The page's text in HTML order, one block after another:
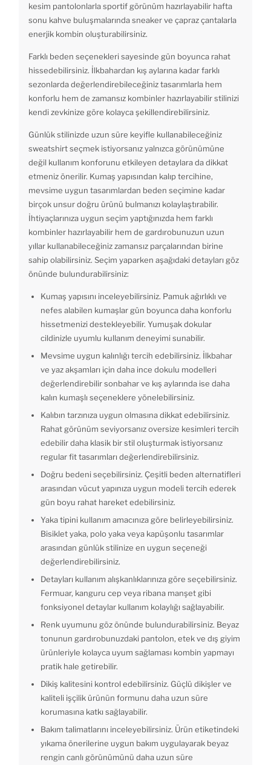
kesim pantolonlarla sportif görünüm hazırlayabilir hafta
sonu kahve buluşmalarında sneaker ve çapraz çantalarla
enerjik kombin oluşturabilirsiniz.
Farklı beden seçenekleri sayesinde gün boyunca rahat
hissedebilirsiniz. İlkbahardan kış aylarına kadar farklı
sezonlarda değerlendirebileceğiniz tasarımlarla hem
konforlu hem de zamansız kombinler hazırlayabilir stilinizi
kendi zevkinize göre kolayca şekillendirebilirsiniz.
Günlük stilinizde uzun süre keyifle kullanabileceğiniz
sweatshirt seçmek istiyorsanız yalnızca görünümüne
değil kullanım konforunu etkileyen detaylara da dikkat
etmeniz önerilir. Kumaş yapısından kalıp tercihine,
mevsime uygun tasarımlardan beden seçimine kadar
birçok unsur doğru ürünü bulmanızı kolaylaştırabilir.
İhtiyaçlarınıza uygun seçim yaptığınızda hem farklı
kombinler hazırlayabilir hem de gardırobunuzun uzun
yıllar kullanabileceğiniz zamansız parçalarından birine
sahip olabilirsiniz. Seçim yaparken aşağıdaki detayları göz
önünde bulundurabilirsiniz:
Kumaş yapısını inceleyebilirsiniz. Pamuk ağırlıklı ve
nefes alabilen kumaşlar gün boyunca daha konforlu
hissetmenizi destekleyebilir. Yumuşak dokular
cildinizle uyumlu kullanım deneyimi sunabilir.
Mevsime uygun kalınlığı tercih edebilirsiniz. İlkbahar
ve yaz akşamları için daha ince dokulu modelleri
değerlendirebilir sonbahar ve kış aylarında ise daha
kalın kumaşlı seçeneklere yönelebilirsiniz.
Kalıbın tarzınıza uygun olmasına dikkat edebilirsiniz.
Rahat görünüm seviyorsanız oversize kesimleri tercih
edebilir daha klasik bir stil oluşturmak istiyorsanız
regular fit tasarımları değerlendirebilirsiniz.
Doğru bedeni seçebilirsiniz. Çeşitli beden alternatifleri
arasından vücut yapınıza uygun modeli tercih ederek
gün boyu rahat hareket edebilirsiniz.
Yaka tipini kullanım amacınıza göre belirleyebilirsiniz.
Bisiklet yaka, polo yaka veya kapüşonlu tasarımlar
arasından günlük stilinize en uygun seçeneği
değerlendirebilirsiniz.
Detayları kullanım alışkanlıklarınıza göre seçebilirsiniz.
Fermuar, kanguru cep veya ribana manşet gibi
fonksiyonel detaylar kullanım kolaylığı sağlayabilir.
Renk uyumunu göz önünde bulundurabilirsiniz. Beyaz
tonunun gardırobunuzdaki pantolon, etek ve dış giyim
ürünleriyle kolayca uyum sağlaması kombin yapmayı
pratik hale getirebilir.
Dikiş kalitesini kontrol edebilirsiniz. Güçlü dikişler ve
kaliteli işçilik ürünün formunu daha uzun süre
korumasına katkı sağlayabilir.
Bakım talimatlarını inceleyebilirsiniz. Ürün etiketindeki
yıkama önerilerine uygun bakım uygulayarak beyaz
rengin canlı görünümünü daha uzun süre